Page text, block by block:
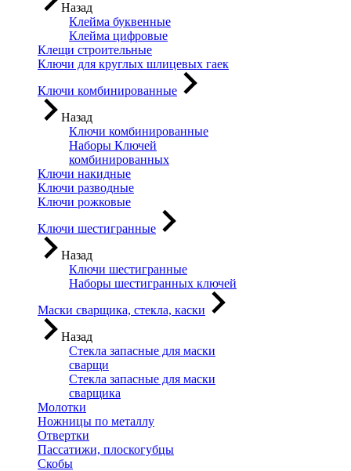
Назад
Клейма буквенные
Клейма цифровые
Клещи строительные
Ключи для круглых шлицевых гаек
Ключи комбинированные
Назад
Ключи комбинированные
Наборы Ключей
комбинированных
Ключи накидные
Ключи разводные
Ключи рожковые
Ключи шестигранные
Назад
Ключи шестигранные
Наборы шестигранных ключей
Маски сварщика, стекла, каски
Назад
Стекла запасные для маски
сварщи
Стекла запасные для маски
сварщика
Молотки
Ножницы по металлу
Отвертки
Пассатижи, плоскогубцы
Скобы